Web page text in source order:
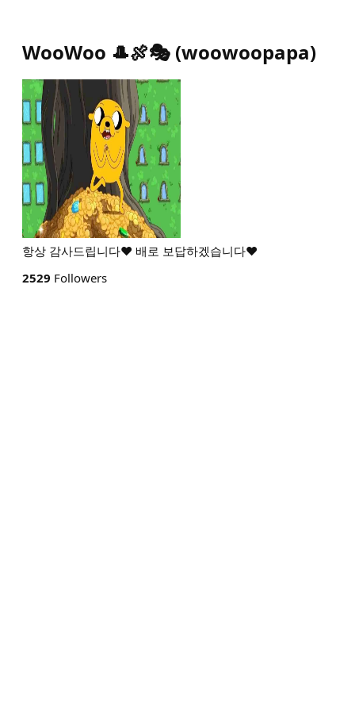
WooWoo 🎩🍖🎭 (woowoopapa)
항상 감사드립니다❤️ 배로 보답하겠습니다❤️
2529 Followers